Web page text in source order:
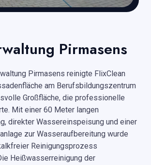
Pirmasens
Pirmasens reinigte FlixClean
am Berufsbildungszentrum
Großfläche, die professionelle
Mit einer 60 Meter langen
direkter Wassereinspeisung und einer
zur Wasseraufbereitung wurde
Reinigungsprozess
Heißwasserreinigung der